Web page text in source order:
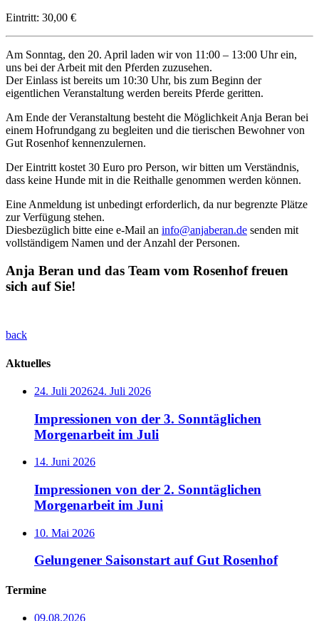
Eintritt: 30,00 €
Am Sonntag, den 20. April laden wir von 11:00 – 13:00 Uhr ein,
uns bei der Arbeit mit den Pferden zuzusehen.
Der Einlass ist bereits um 10:30 Uhr, bis zum Beginn der
eigentlichen Veranstaltung werden bereits Pferde geritten.
Am Ende der Veranstaltung besteht die Möglichkeit Anja Beran bei
einem Hofrundgang zu begleiten und die tierischen Bewohner von
Gut Rosenhof kennenzulernen.
Der Eintritt kostet 30 Euro pro Person, wir bitten um Verständnis,
dass keine Hunde mit in die Reithalle genommen werden können.
Eine Anmeldung ist unbedingt erforderlich, da nur begrenzte Plätze
zur Verfügung stehen.
Diesbezüglich bitte eine e-Mail an info@anjaberan.de senden mit
vollständigem Namen und der Anzahl der Personen.
Anja Beran und das Team vom Rosenhof freuen
sich auf Sie!
back
Aktuelles
24. Juli 202624. Juli 2026
Impressionen von der 3. Sonntäglichen
Morgenarbeit im Juli
14. Juni 2026
Impressionen von der 2. Sonntäglichen
Morgenarbeit im Juni
10. Mai 2026
Gelungener Saisonstart auf Gut Rosenhof
Termine
09.08.2026